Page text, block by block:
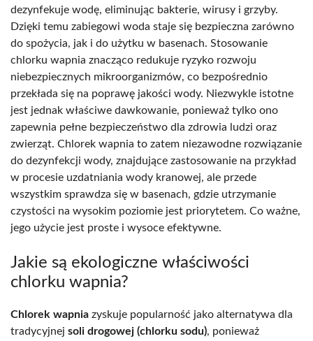
dezynfekuje wodę, eliminując bakterie, wirusy i grzyby.
Dzięki temu zabiegowi woda staje się bezpieczna zarówno
do spożycia, jak i do użytku w basenach. Stosowanie
chlorku wapnia znacząco redukuje ryzyko rozwoju
niebezpiecznych mikroorganizmów, co bezpośrednio
przekłada się na poprawę jakości wody. Niezwykle istotne
jest jednak właściwe dawkowanie, ponieważ tylko ono
zapewnia pełne bezpieczeństwo dla zdrowia ludzi oraz
zwierząt. Chlorek wapnia to zatem niezawodne rozwiązanie
do dezynfekcji wody, znajdujące zastosowanie na przykład
w procesie uzdatniania wody kranowej, ale przede
wszystkim sprawdza się w basenach, gdzie utrzymanie
czystości na wysokim poziomie jest priorytetem. Co ważne,
jego użycie jest proste i wysoce efektywne.
Jakie są ekologiczne właściwości
chlorku wapnia?
Chlorek wapnia zyskuje popularność jako alternatywa dla
tradycyjnej soli drogowej (chlorku sodu), ponieważ